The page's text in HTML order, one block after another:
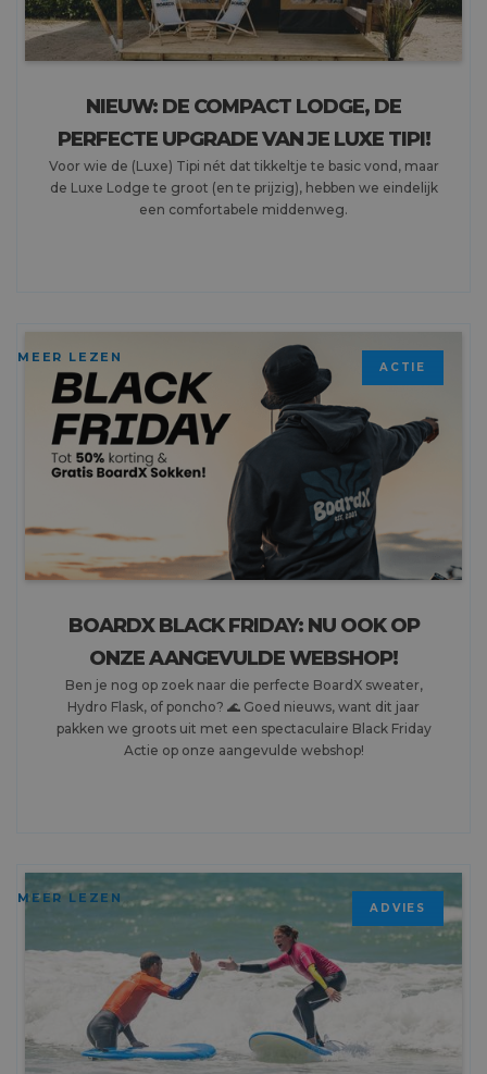
NIEUW: DE COMPACT LODGE, DE
PERFECTE UPGRADE VAN JE LUXE TIPI!
Voor wie de (Luxe) Tipi nét dat tikkeltje te basic vond, maar
de Luxe Lodge te groot (en te prijzig), hebben we eindelijk
een comfortabele middenweg.
BOARDX BLACK FRIDAY: NU OOK OP
ONZE AANGEVULDE WEBSHOP!
Ben je nog op zoek naar die perfecte BoardX sweater,
Hydro Flask, of poncho? 🌊 Goed nieuws, want dit jaar
pakken we groots uit met een spectaculaire Black Friday
Actie op onze aangevulde webshop!
MEER LEZEN
ACTIE
MEER LEZEN
ADVIES